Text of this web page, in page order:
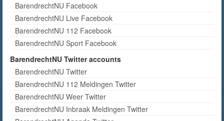
BarendrechtNU Facebook
BarendrechtNU Live Facebook
BarendrechtNU 112 Facebook
BarendrechtNU Sport Facebook
BarendrechtNU Twitter accounts
BarendrechtNU Twitter
BarendrechtNU 112 Meldingen Twitter
BarendrechtNU Weer Twitter
BarendrechtNU Inbraak Meldingen Twitter